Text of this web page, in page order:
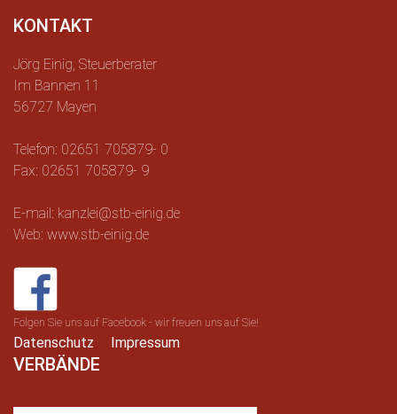
KONTAKT
Jörg Einig, Steuerberater
Im Bannen 11
56727 Mayen
Telefon: 02651 705879- 0
Fax: 02651 705879- 9
E-mail: kanzlei@stb-einig.de
Web: www.stb-einig.de
Folgen Sie uns auf Facebook - wir freuen uns auf Sie!
Datenschutz Impressum
VERBÄNDE